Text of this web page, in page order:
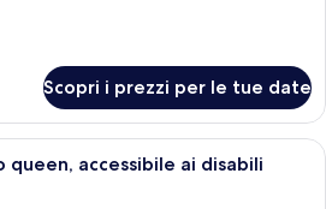
Scopri i prezzi per le tue date
Una camera d'albergo con un letto
queen, accessibile ai disabili